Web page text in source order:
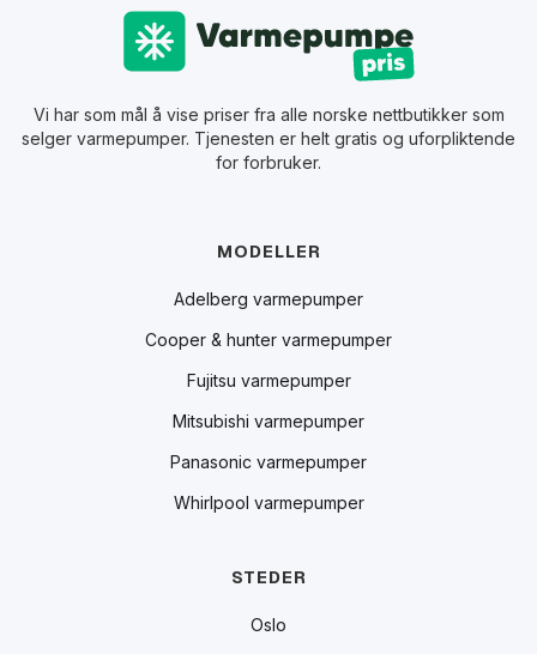
Vi har som mål å vise priser fra alle norske nettbutikker som
selger varmepumper. Tjenesten er helt gratis og uforpliktende
for forbruker.
MODELLER
Adelberg varmepumper
Cooper & hunter varmepumper
Fujitsu varmepumper
Mitsubishi varmepumper
Panasonic varmepumper
Whirlpool varmepumper
STEDER
Oslo